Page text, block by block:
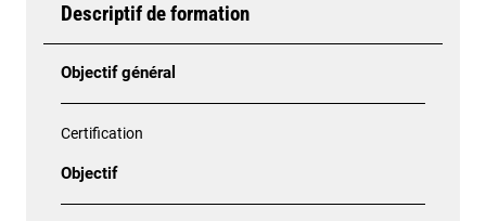
Descriptif de formation
Objectif général
Certification
Objectif